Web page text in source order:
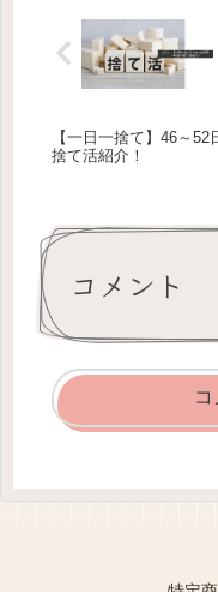
【一日一捨て】46～52
捨て活紹介！
コメント